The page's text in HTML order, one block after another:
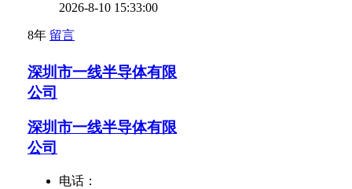
2026-8-10 15:33:00
8年 留言
深圳市一线半导体有限
公司
深圳市一线半导体有限
公司
电话：